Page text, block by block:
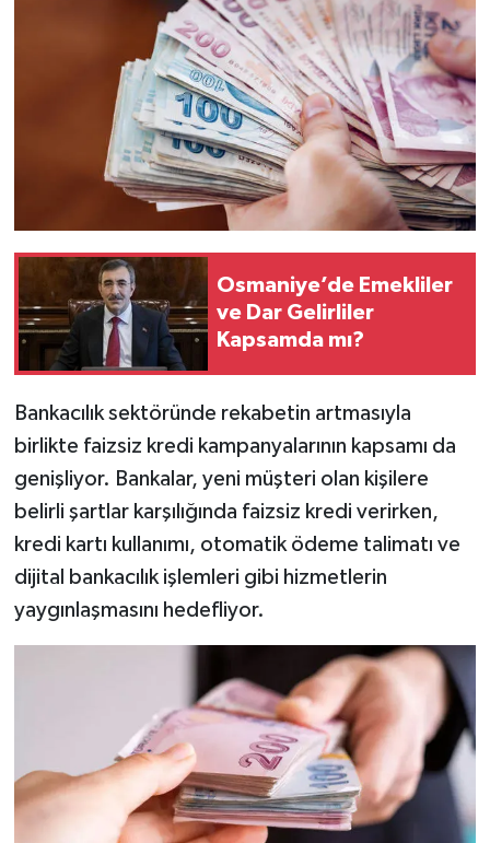
Osmaniye’de Emekliler
ve Dar Gelirliler
Kapsamda mı?
Bankacılık sektöründe rekabetin artmasıyla
birlikte faizsiz kredi kampanyalarının kapsamı da
genişliyor. Bankalar, yeni müşteri olan kişilere
belirli şartlar karşılığında faizsiz kredi verirken,
kredi kartı kullanımı, otomatik ödeme talimatı ve
dijital bankacılık işlemleri gibi hizmetlerin
yaygınlaşmasını hedefliyor.